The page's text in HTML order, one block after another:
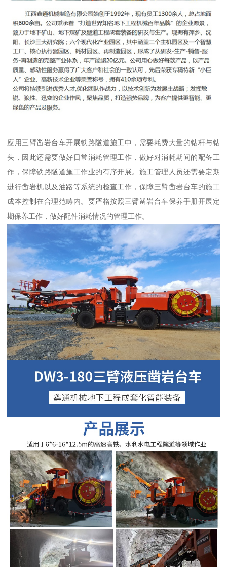
应用三臂凿岩台车开展铁路隧道施工中，需要耗费大量的钻杆与钻
头，因此还需要做好日常消耗管理工作，做好对消耗期间的配备工
作，保障铁路隧道施工作业的有序开展。施工管理人员还需要定期
进行凿岩机以及油路等系统的检查工作，保障三臂凿岩台车的施工
成本控制在合理范畴内。要严格按照三臂凿岩台车保养手册开展定
期保养工作，做好配件消耗情况的管理工作。